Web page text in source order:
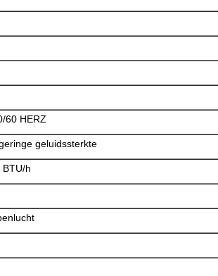
60 HERZ
geluidssterkte
h